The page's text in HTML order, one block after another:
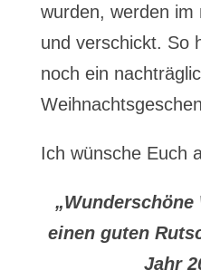
wurden, werden im
und verschickt. So
noch ein
Ich wünsche Euch
einen guten
Jahr